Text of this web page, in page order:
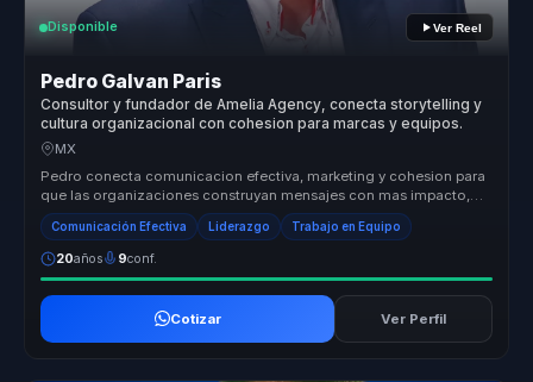
Disponible Ver Reel
Pedro Galvan Paris
Consultor y fundador de Amelia Agency, conecta storytelling y
cultura organizacional con cohesion para marcas y equipos.
MX
Pedro conecta comunicacion efectiva, marketing y cohesion para
que las organizaciones construyan mensajes con mas impacto,
mejor alineaci...
Comunicación Efectiva Liderazgo Trabajo en Equipo
20años 9conf.
Cotizar Ver Perfil